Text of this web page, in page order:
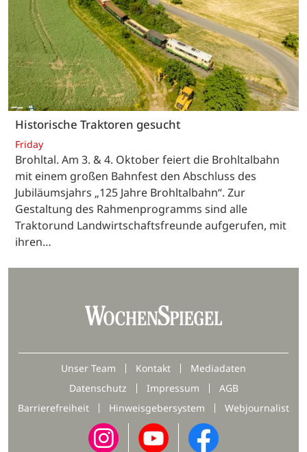
Historische Traktoren gesucht
Friday
Brohltal. Am 3. & 4. Oktober feiert die Brohltalbahn
mit einem großen Bahnfest den Abschluss des
Jubiläumsjahrs „125 Jahre Brohltalbahn“. Zur
Gestaltung des Rahmenprogramms sind alle
Traktorund Landwirtschaftsfreunde aufgerufen, mit
ihren…
Unser Team Kontakt
Mediadaten
Datenschutz
Impressum
AGB
Barrierefreiheit
Hinweisgebersystem Webjournalist